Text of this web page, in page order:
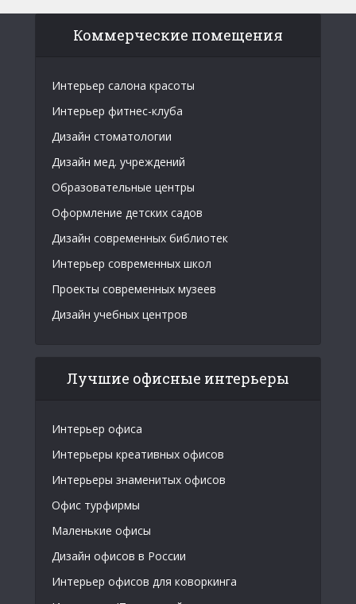
Коммерческие помещения
Интерьер салона красоты
Интерьер фитнес-клуба
Дизайн стоматологии
Дизайн мед. учреждений
Образовательные центры
Оформление детских садов
Дизайн современных библиотек
Интерьер современных школ
Проекты современных музеев
Дизайн учебных центров
Лучшие офисные интерьеры
Интерьер офиса
Интерьеры креативных офисов
Интерьеры знаменитых офисов
Офис турфирмы
Маленькие офисы
Дизайн офисов в России
Интерьер офисов для коворкинга